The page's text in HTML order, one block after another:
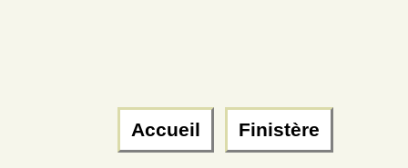
Accueil Finistère